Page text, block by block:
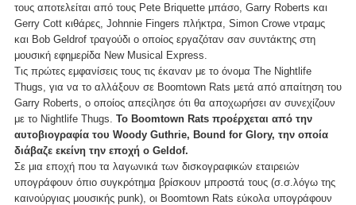
τους αποτελείται από τους Pete Briquette μπάσο, Garry Roberts και
Gerry Cott κιθάρες, Johnnie Fingers πλήκτρα, Simon Crowe ντραμς
και Bob Geldrof τραγούδι ο οποίος εργαζόταν σαν συντάκτης στη
μουσική εφημερίδα New Musical Express.
Τις πρώτες εμφανίσεις τους τις έκαναν με το όνομα The Nightlife
Thugs, για να το αλλάξουν σε Boomtown Rats μετά από απαίτηση του
Garry Roberts, ο οποίος απεςίλησε ότι θα αποχωρήσει αν συνεχίζουν
με το Nightlife Thugs. Το Boomtown Rats προέρχεται από την
αυτοβιογραφία του Woody Guthrie, Bound for Glory, την οποία
διάβαζε εκείνη την εποχή ο Geldof.
Σε μια εποχή που τα λαγωνικά των δισκογραφικών εταιρειών
υπογράφουν όπιο συγκρότημα βρίσκουν μπροστά τους (σ.σ.λόγω της
καινούργιας μουσικής punk), οι Boomtown Rats εύκολα υπογράφουν